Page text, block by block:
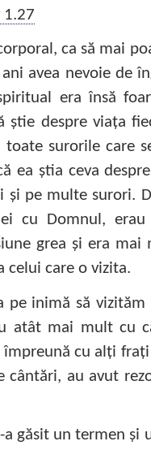
1.27
ca să mai
avea nevoie de
era însă
ştie despre viaţa
surorile care
ea ştia ceva
pe multe surori.
cu Domnul,
grea şi era
celui care o vizita.
inimă să
atât mai mult cu
cu alţi
cântări, au avut
găsit un termen şi